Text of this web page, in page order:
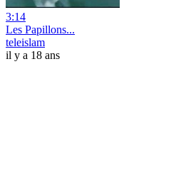
3:14
Les Papillons...
teleislam
il y a 18 ans